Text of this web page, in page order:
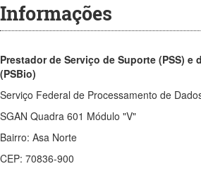
Informações
Prestador de Serviço de Suporte (PSS) e
(PSBio)
Serviço Federal de Processamento de
SGAN Quadra 601 Módulo "V"
Bairro: Asa Norte
CEP: 70836-900